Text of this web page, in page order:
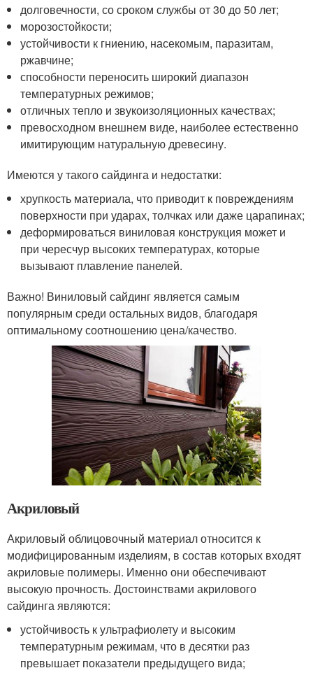
долговечности, со сроком службы от 30 до 50 лет;
морозостойкости;
устойчивости к гниению, насекомым, паразитам,
ржавчине;
способности переносить широкий диапазон
температурных режимов;
отличных тепло и звукоизоляционных качествах;
превосходном внешнем виде, наиболее естественно
имитирующим натуральную древесину.
Имеются у такого сайдинга и недостатки:
хрупкость материала, что приводит к повреждениям
поверхности при ударах, толчках или даже царапинах;
деформироваться виниловая конструкция может и
при чересчур высоких температурах, которые
вызывают плавление панелей.
Важно! Виниловый сайдинг является самым
популярным среди остальных видов, благодаря
оптимальному соотношению цена/качество.
Акриловый
Акриловый облицовочный материал относится к
модифицированным изделиям, в состав которых входят
акриловые полимеры. Именно они обеспечивают
высокую прочность. Достоинствами акрилового
сайдинга являются:
устойчивость к ультрафиолету и высоким
температурным режимам, что в десятки раз
превышает показатели предыдущего вида;